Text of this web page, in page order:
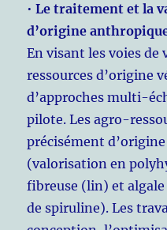
•Le traitement et la
d’origine
En visant les voies
ressources d’origine
d’approches multi-
pilote. Les agro-
précisément
(valorisation en
fibreuse (lin) et
de spiruline). Les